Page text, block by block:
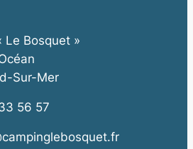
Le Bosquet »
Sur-Mer
56 57